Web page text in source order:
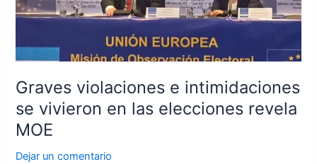
Graves violaciones e intimidaciones
se vivieron en las elecciones revela
MOE
Dejar un comentario
en
elecciones
revela
MOE